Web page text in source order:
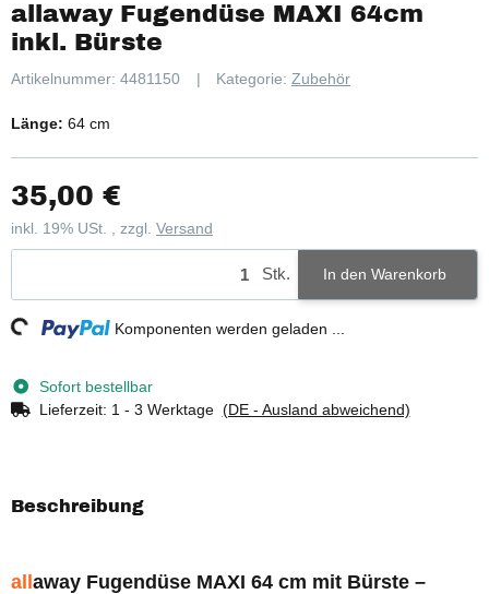
allaway Fugendüse MAXI 64cm
inkl. Bürste
Artikelnummer: 4481150 Kategorie: Zubehör
Länge: 64 cm
35,00 €
inkl. 19% USt. , zzgl. Versand
Stk. In den Warenkorb
Komponenten werden geladen ...
Sofort bestellbar
Lieferzeit: 1 - 3 Werktage (DE - Ausland abweichend)
Beschreibung
allaway Fugendüse MAXI 64 cm mit Bürste –